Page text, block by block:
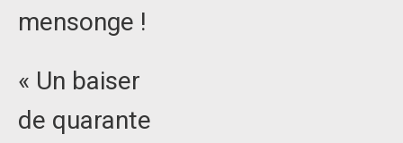
mensonge !
« Un baiser
de quarante